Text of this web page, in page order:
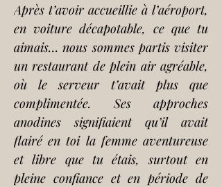
Après t’avoir accueillie à l’aéroport,
en voiture décapotable, ce que tu
aimais… nous sommes partis visiter
un restaurant de plein air agréable,
où le serveur t’avait plus que
complimentée. Ses approches
anodines signifiaient qu’il avait
flairé en toi la femme aventureuse
et libre que tu étais, surtout en
pleine confiance et en période de